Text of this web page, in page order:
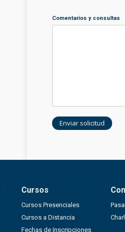
Comentarios y consultas
Cursos
Cursos Presenciales
Cursos a Distancia
Fechas de Inscripciones